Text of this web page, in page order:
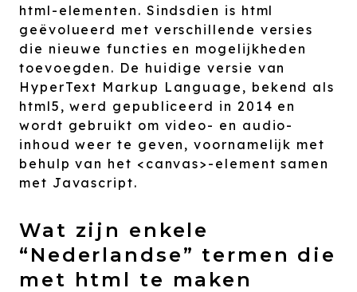
html-elementen. Sindsdien is html
geëvolueerd met verschillende versies
die nieuwe functies en mogelijkheden
toevoegden. De huidige versie van
HyperText Markup Language, bekend als
html5, werd gepubliceerd in 2014 en
wordt gebruikt om video- en audio-
inhoud weer te geven, voornamelijk met
behulp van het <canvas>-element samen
met Javascript.
Wat zijn enkele
“Nederlandse” termen die
met html te maken